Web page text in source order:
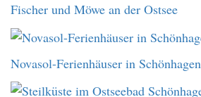
Fischer und Möwe an der Ostsee
Novasol-Ferienhäuser in Schönhagen